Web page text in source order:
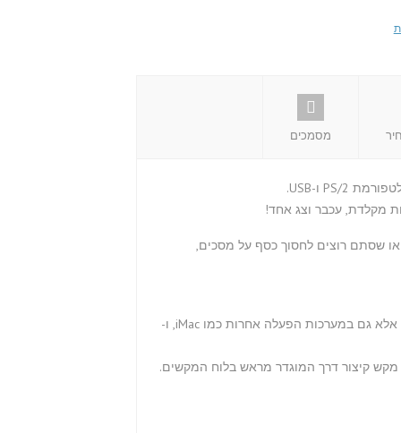
מסמכים
מקלדת, עכבר וצג אחד!
שסתם רוצים לחסוך כסף על מסכים,
ניתן להשתמש בקופסת המיתוג 16Port Combo KVM לא רק על Windows, אלא גם במערכות הפעלה אחרות כמו iMac, ו-
קיצור דרך המוגדר מראש בלוח המקשים.